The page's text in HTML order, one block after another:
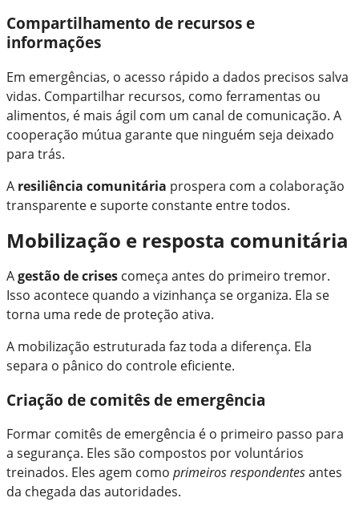
Compartilhamento de recursos e
informações
Em emergências, o acesso rápido a dados precisos salva
vidas. Compartilhar recursos, como ferramentas ou
alimentos, é mais ágil com um canal de comunicação. A
cooperação mútua garante que ninguém seja deixado
para trás.
A resiliência comunitária prospera com a colaboração
transparente e suporte constante entre todos.
Mobilização e resposta comunitária
Agestão de crises começa antes do primeiro tremor.
Isso acontece quando a vizinhança se organiza. Ela se
torna uma rede de proteção ativa.
A mobilização estruturada faz toda a diferença. Ela
separa o pânico do controle eficiente.
Criação de comitês de emergência
Formar comitês de emergência é o primeiro passo para
a segurança. Eles são compostos por voluntários
treinados. Eles agem como primeiros respondentesantes
da chegada das autoridades.